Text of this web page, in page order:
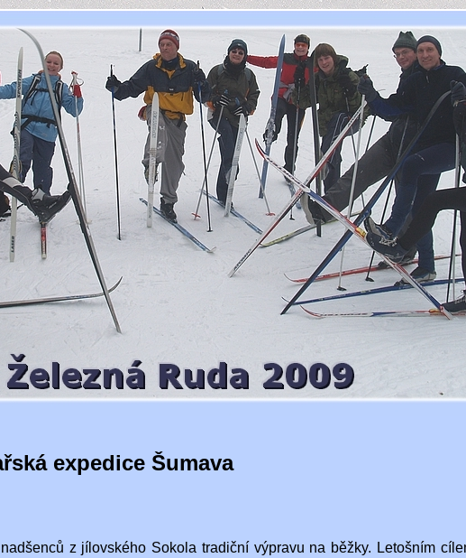
expedice Šumava
z jílovského Sokola tradiční výpravu na běžky. Letošním